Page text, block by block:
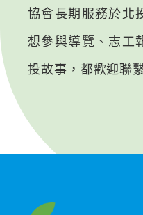
協會長期服務於北
想參與導覽、志工
投故事，都歡迎聯